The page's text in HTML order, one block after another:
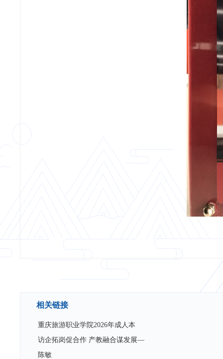
相关链接
重庆旅游职业学院2026年成人本
访企拓岗促合作 产教融合谋发展—
陈敏